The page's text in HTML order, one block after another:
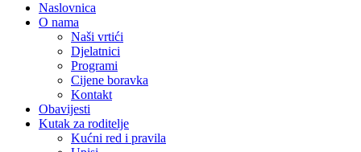
Naslovnica
O nama
Naši vrtići
Djelatnici
Programi
Cijene boravka
Kontakt
Obavijesti
Kutak za roditelje
Kućni red i pravila